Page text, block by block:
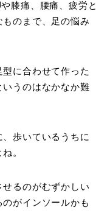
膝痛、腰痛、疲労と
のまで、足の悩み
に合わせて作った
いうのはなかなか難
歩いているうちに
。
るのがむずかしい
がインソールかも